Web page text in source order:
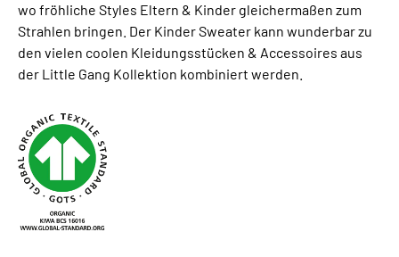
wo fröhliche Styles Eltern & Kinder gleichermaßen zum
Strahlen bringen. Der Kinder Sweater kann wunderbar zu
den vielen coolen Kleidungsstücken & Accessoires aus
der Little Gang Kollektion kombiniert werden.